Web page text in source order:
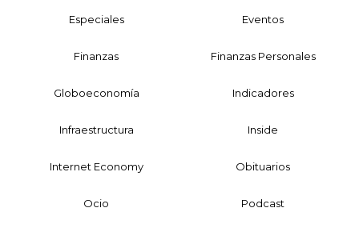
Especiales Eventos
Finanzas Finanzas Personales
Globoeconomía Indicadores
Infraestructura Inside
Internet Economy Obituarios
Ocio Podcast